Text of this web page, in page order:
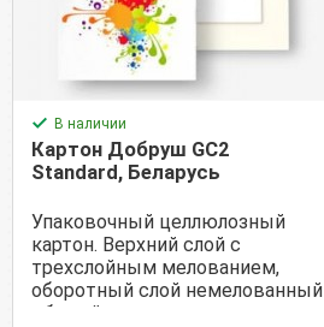
В наличии
Картон Добруш GC2
Standard, Беларусь
Упаковочный целлюлозный
картон. Верхний слой с
трехслойным мелованием,
оборотный слой немелованный
- белый.